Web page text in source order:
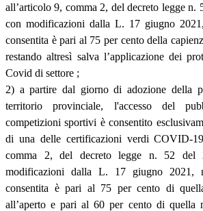
all’articolo 9, comma 2, del decreto legge n.
con modificazioni dalla L. 17 giugno
consentita è pari al 75 per cento della
restando altresì salva l’applicazione dei
Covid di settore ;
2) a partire dal giorno di adozione della
territorio provinciale, l'accesso del
competizioni sportivi è consentito
di una delle certificazioni verdi COVID-
comma 2, del decreto legge n. 52 del
modificazioni dalla L. 17 giugno 2021,
consentita è pari al 75 per cento di
all’aperto e pari al 60 per cento di quella